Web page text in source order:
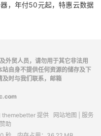
，年付50元起，特惠云数据
外贸人员，请勿用于其它非法用
自身不提供任何资源的储存及下
及时与我们联系，邮箱
themebetter提供 网站地图 | 服务
赞助